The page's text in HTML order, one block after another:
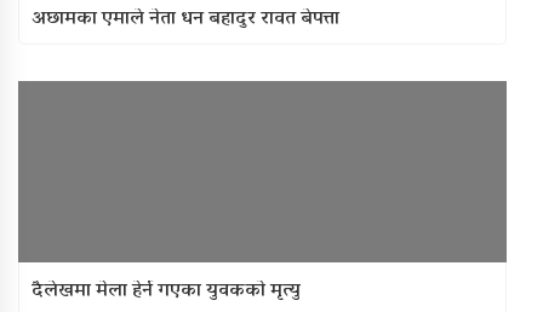
अछामका एमाले नेता धन बहादुर रावत बेपत्ता
दैलेखमा मेला हेर्न गएका युवककाे मृत्यु